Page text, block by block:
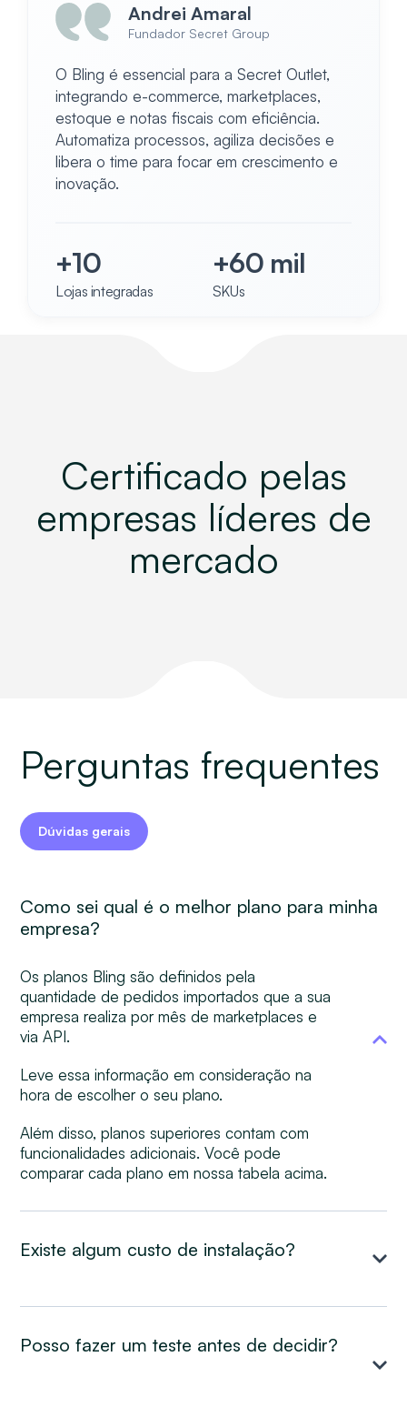
Andrei Amaral
Fundador Secret Group
O Bling é essencial para a Secret Outlet,
integrando e-commerce, marketplaces,
estoque e notas fiscais com eficiência.
Automatiza processos, agiliza decisões e
libera o time para focar em crescimento e
inovação.
+10
Lojas integradas
+60 mil
SKUs
Certificado pelas
empresas líderes de
mercado
Perguntas frequentes
Dúvidas gerais
Como sei qual é o melhor plano para minha
empresa?
Os planos Bling são definidos pela
quantidade de pedidos importados que a sua
empresa realiza por mês de marketplaces e
via API.
Leve essa informação em consideração na
hora de escolher o seu plano.
Além disso, planos superiores contam com
funcionalidades adicionais. Você pode
comparar cada plano em nossa tabela acima.
Existe algum custo de instalação?
Posso fazer um teste antes de decidir?